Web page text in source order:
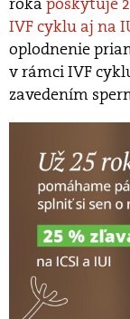
IVF cyklu aj na
oplodnenie
v rámci IVF
zavedením